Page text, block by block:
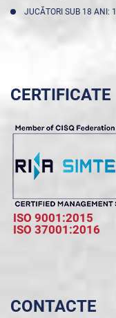
JUCĂTORI SUB 18 ANI:
CERTIFICATE
ISO 9001:2015
ISO 37001:2016
CONTACTE